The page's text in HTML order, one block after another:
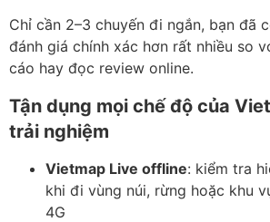
Chỉ cần 2–3 chuyến đi ngắn, bạn đã
đánh giá chính xác hơn rất nhiều so
cáo hay đọc review online.
Tận dụng mọi chế độ của
trải nghiệm
Vietmap Live offline: kiểm tra
khi đi vùng núi, rừng hoặc khu
4G